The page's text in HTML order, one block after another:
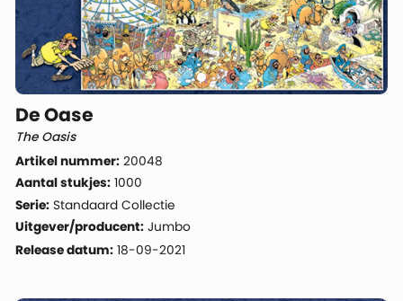
De Oase
The Oasis
Artikel nummer: 20048
Aantal stukjes: 1000
Serie: Standaard Collectie
Uitgever/producent: Jumbo
Release datum: 18-09-2021